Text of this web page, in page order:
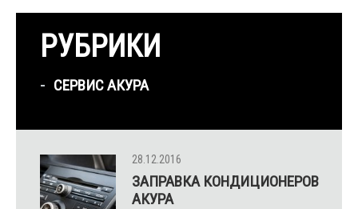
РУБРИКИ
СЕРВИС АКУРА
28.12.2016
ЗАПРАВКА КОНДИЦИОНЕРОВ
АКУРА